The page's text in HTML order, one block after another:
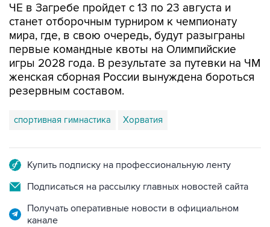
ЧЕ в Загребе пройдет с 13 по 23 августа и
станет отборочным турниром к чемпионату
мира, где, в свою очередь, будут разыграны
первые командные квоты на Олимпийские
игры 2028 года. В результате за путевки на ЧМ
женская сборная России вынуждена бороться
резервным составом.
спортивная гимнастика Хорватия
Купить подписку на профессиональную ленту
Подписаться на рассылку главных новостей сайта
Получать оперативные новости в официальном
канале